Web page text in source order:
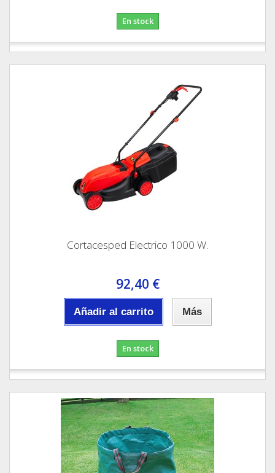
En stock
Cortacesped Electrico 1000 W.
92,40 €
Añadir al carrito Más
En stock